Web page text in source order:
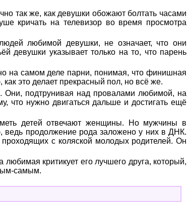
так же, как девушки обожают болтать часами
кричать на телевизор во время просмотра
любимой девушки, не означает, что они
девушки указывает только на то, что парень
на самом деле парни, понимая, что финишная
это делает прекрасный пол, но всё же.
Они, подтрунивая над провалами любимой, на
что нужно двигаться дальше и достигать ещё
детей отвечают женщины. Но мужчины в
ведь продолжение рода заложено у них в ДНК.
с коляской молодых родителей. Он
критикует его лучшего друга, который,
самым.